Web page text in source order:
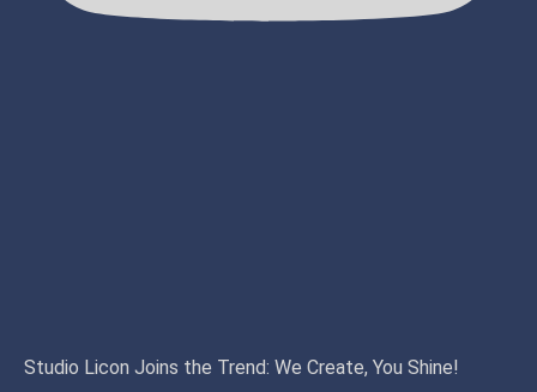
Studio Licon Joins the Trend: We Create, You Shine!